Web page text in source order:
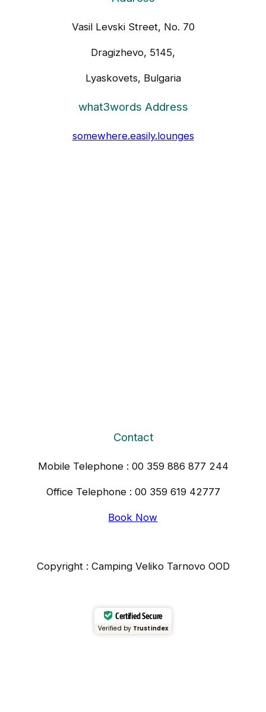
Vasil Levski Street, No. 70
Dragizhevo, 5145,
Lyaskovets, Bulgaria
what3words Address
somewhere.easily.lounges
Contact
Mobile Telephone : 00 359 886 877 244
Office Telephone : 00 359 619 42777
Book Now
Copyright : Camping Veliko Tarnovo OOD
Certified Secure
Verified by Trustindex